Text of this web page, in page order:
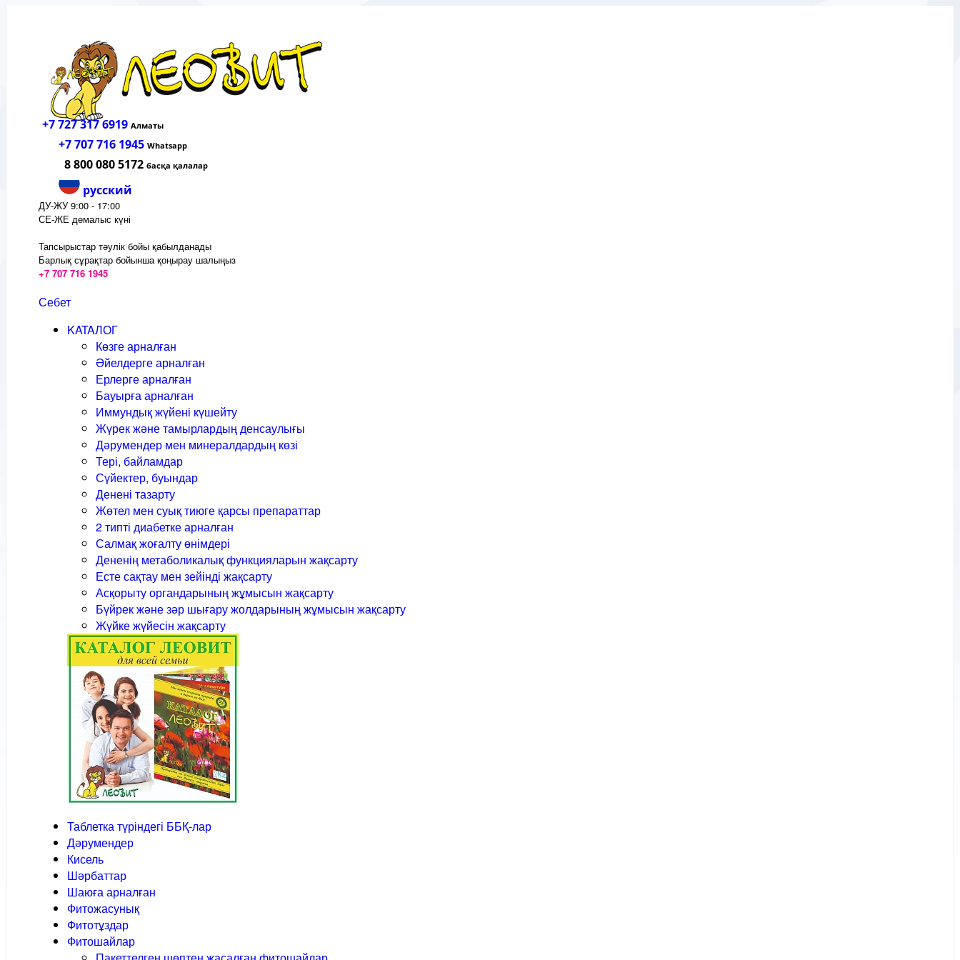
+7 727 317 6919 Алматы
+7 707 716 1945 Whatsapp
8 800 080 5172 басқа қалалар
русский
ДУ-ЖУ 9:00 - 17:00
СЕ-ЖЕ демалыс күні
Тапсырыстар тәулік бойы қабылданады
Барлық сұрақтар бойынша қоңырау шалыңыз
+7 707 716 1945
Себет
KATAЛОГ
Көзге арналған
Әйелдерге арналған
Ерлерге арналған
Бауырға арналған
Иммундық жүйені күшейту
Жүрек және тамырлардың денсаулығы
Дәрумендер мен минералдардың көзі
Тері, байламдар
Сүйектер, буындар
Денені тазарту
Жөтел мен суық тиюге қарсы препараттар
2 типті диабетке арналған
Салмақ жоғалту өнімдері
Дененің метаболикалық функцияларын жақсарту
Есте сақтау мен зейінді жақсарту
Асқорыту органдарының жұмысын жақсарту
Бүйрек және зәр шығару жолдарының жұмысын жақсарту
Жүйке жүйесін жақсарту
Таблетка түріндегі ББҚ-лар
Дәрумендер
Кисель
Шәрбаттар
Шаюға арналған
Фитожасунық
Фитотұздар
Фитошайлар